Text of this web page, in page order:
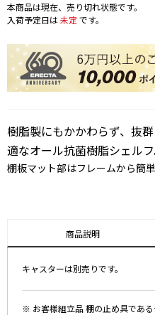
本商品は現在、売り切れ状態です。
入荷予定日は未定 です。
樹脂製にもかかわらず、抜
適なオール抗菌樹脂シェルフ
棚板マット部はフレームから簡
商品説明
キャスターは別売りです。
※ お客様組立品 棚の止め具であ